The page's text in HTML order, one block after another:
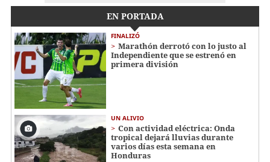
EN PORTADA
FINALIZÓ
Marathón derrotó con lo justo al
Independiente que se estrenó en
primera división
UN ALIVIO
Con actividad eléctrica: Onda
tropical dejará lluvias durante
varios días esta semana en
Honduras